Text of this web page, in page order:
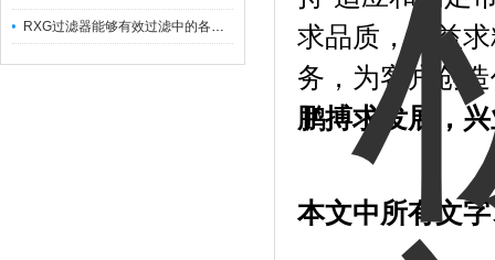
RXG过滤器能够有效过滤中的各种杂质
求品质，精益
务，为客户创
鹏搏求发展，
本文中所有文